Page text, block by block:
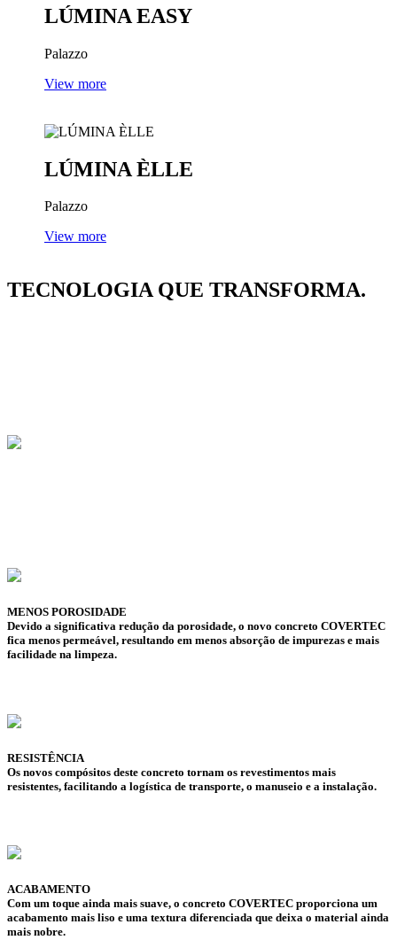
LÚMINA EASY
Palazzo
View more
LÚMINA ÈLLE
Palazzo
View more
TECNOLOGIAQUE TRANSFORMA.
MENOS POROSIDADE
Devido a significativa redução da porosidade, o novo concreto COVERTEC
fica menos permeável, resultando em menos absorção de impurezas e mais
facilidade na limpeza.
RESISTÊNCIA
Os novos compósitos deste concreto tornam os revestimentos mais
resistentes, facilitando a logística de transporte, o manuseio e a instalação.
ACABAMENTO
Com um toque ainda mais suave, o concreto COVERTEC proporciona um
acabamento mais liso e uma textura diferenciada que deixa o material ainda
mais nobre.